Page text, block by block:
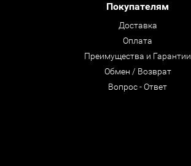
Покупателям
Доставка
Оплата
Преимущества и Гарантии
Обмен / Возврат
Вопрос - Ответ